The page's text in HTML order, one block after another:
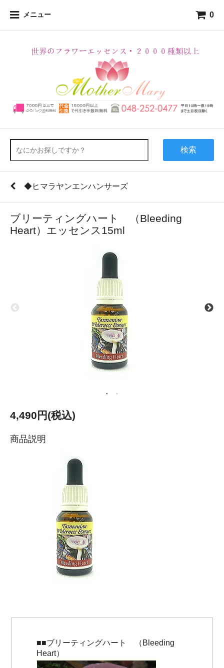
メニュー 0
検索
◆ヒマラヤンエンハンサーズ
ブリーティングハート （Bleeding
Heart）エッセンス15ml
4,490円(税込)
商品説明
■■ブリーティングハート （Bleeding
Heart）